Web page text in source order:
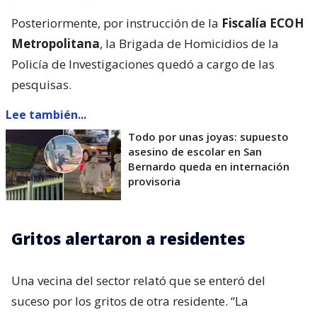
Posteriormente, por instrucción de la Fiscalía ECOH
Metropolitana, la Brigada de Homicidios de la
Policía de Investigaciones quedó a cargo de las
pesquisas.
Lee también...
Todo por unas joyas: supuesto
asesino de escolar en San
Bernardo queda en internación
provisoria
Gritos alertaron a residentes
Una vecina del sector relató que se enteró del
suceso por los gritos de otra residente. “La